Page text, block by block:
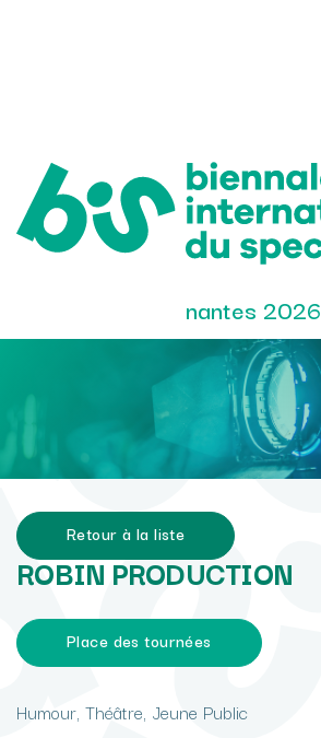
nantes 2026
Retour à la liste
ROBIN PRODUCTION
Place des tournées
Humour, Théâtre, Jeune Public